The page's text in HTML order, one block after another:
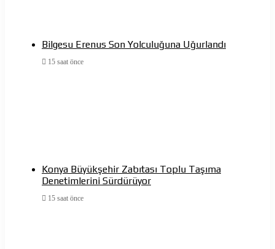
Bilgesu Erenus Son Yolculuğuna Uğurlandı
15 saat önce
Konya Büyükşehir Zabıtası Toplu Taşıma
Denetimlerini Sürdürüyor
15 saat önce